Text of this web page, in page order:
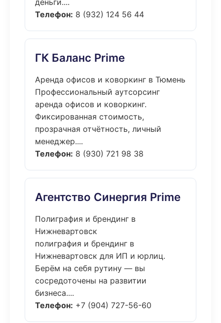
деньги....
Телефон: 8 (932) 124 56 44
ГК Баланс Prime
Аренда офисов и коворкинг в Тюмень
Профессиональный аутсорсинг
аренда офисов и коворкинг.
Фиксированная стоимость,
прозрачная отчётность, личный
менеджер....
Телефон: 8 (930) 721 98 38
Агентство Синергия Prime
Полиграфия и брендинг в
Нижневартовск
полиграфия и брендинг в
Нижневартовск для ИП и юрлиц.
Берём на себя рутину — вы
сосредоточены на развитии
бизнеса....
Телефон: +7 (904) 727-56-60